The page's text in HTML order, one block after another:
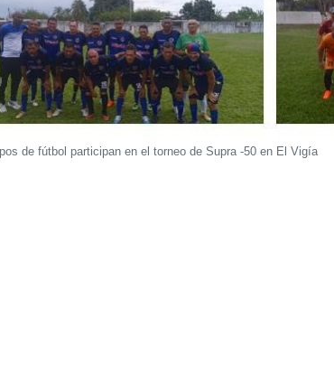
de fútbol participan en el torneo de Supra -50 en El Vigía